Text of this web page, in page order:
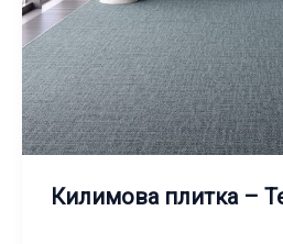
Килимова плитка –